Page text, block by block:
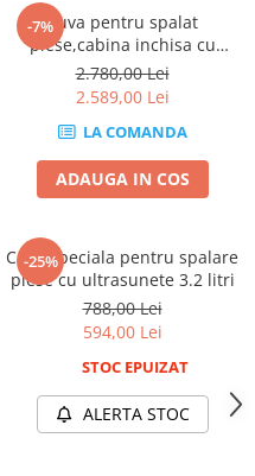
-7%Cuva pentru spalat
piese,cabina inchisa cu
incalzire 8 Bari 14L
2.780,00 Lei
2.589,00 Lei
LA COMANDA
ADAUGA IN COS
-25%
Cuva speciala pentru spalare
piese cu ultrasunete 3.2 litri
788,00 Lei
594,00 Lei
STOC EPUIZAT
ALERTA STOC